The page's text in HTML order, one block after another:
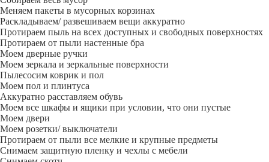
Меняем пакеты в мусорных корзинах
Раскладываем/ развешиваем вещи аккуратно
Протираем пыль на всех доступных и свободных поверхностях
Протираем от пыли настенные бра
Моем дверные ручки
Моем зеркала и зеркальные поверхности
Пылесосим коврик и пол
Моем пол и плинтуса
Аккуратно расставляем обувь
Моем все шкафы и ящики при условии, что они пустые
Моем двери
Моем розетки/ выключатели
Протираем от пыли все мелкие и крупные предметы
Снимаем защитную пленку и чехлы с мебели